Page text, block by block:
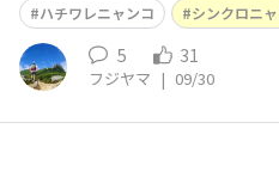
ハチワレニャンコ シンクロニ
5 31
フジヤマ | 09/30